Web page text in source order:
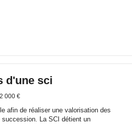
d'une sci
000 €
afin de réaliser une valorisation des
La SCI détient un